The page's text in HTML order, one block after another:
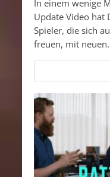
In einem wenige
Update Video hat
Spieler, die sich
freuen, mit